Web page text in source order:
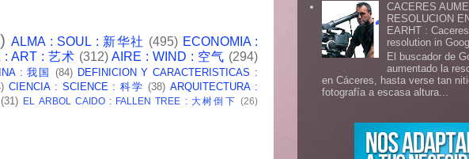
ALMA : SOUL : 新华社 (495) ECONOMIA :
: ART : 艺术 (312) AIRE : WIND : 空气 (294)
: 我国 (84) DEFINICION Y CARACTERISTICAS :
CIENCIA : SCIENCE : 科学 (38) ARQUITECTURA :
(31) EL ARBOL CAIDO : FALLEN TREE : 大树倒下 (26)
CACERES
RESOLUCION
EARHT :
resolution in
El buscador de
aumentado la
en Cáceres, hasta verse tan
fotografía a escasa altura...